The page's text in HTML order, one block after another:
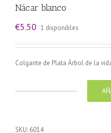
Nácar blanco
€5.50 1 disponibles
Colgante de Plata Árbol de la
SKU: 6014